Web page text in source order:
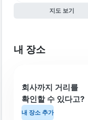
지도 보기
내 장소
회사까지 거리를
확인할 수 있다고?
내 장소 추가